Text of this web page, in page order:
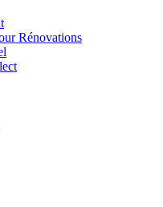
Rénovations